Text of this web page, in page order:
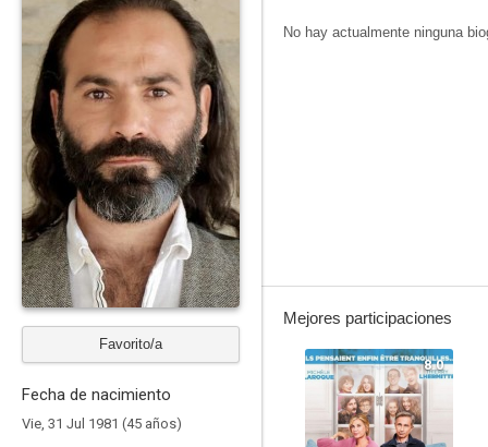
Favorito/a
Fecha de nacimiento
Vie, 31 Jul 1981 (45 años)
No hay actualmente ninguna
Mejores participaciones
8.0